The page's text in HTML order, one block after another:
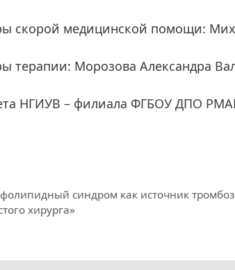
скорой медицинской помощи:
терапии: Морозова Александра
НГИУВ – филиала ФГБОУ ДПО
синдром как источник
хирурга»